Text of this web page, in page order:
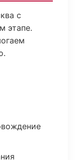
с
этапе.